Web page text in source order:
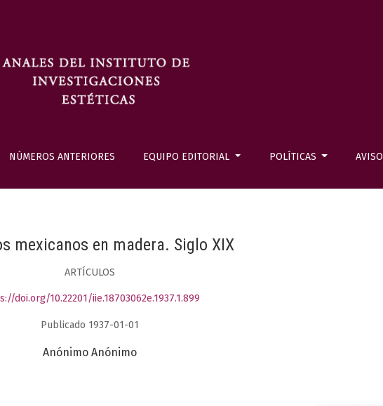
NÚMEROS ANTERIORES EQUIPO EDITORIAL POLÍTICAS
mexicanos en madera. Siglo XIX
ARTÍCULOS
doi.org/10.22201/iie.18703062e.1937.1.899
Publicado 1937-01-01
Anónimo Anónimo